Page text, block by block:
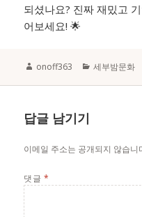
되셨나요? 진짜 재밌고
어보세요! 🌟
Author
onoff363 Categories
세부밤문화
답글 남기기
이메일 주소는 공개되지 않습니
댓글 *